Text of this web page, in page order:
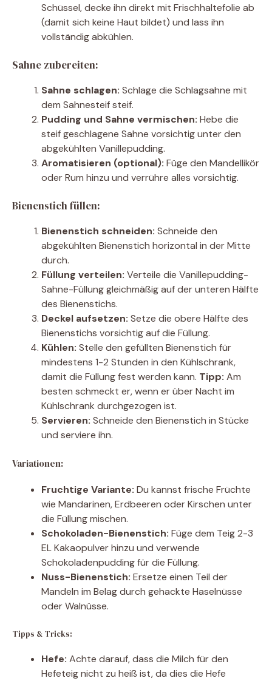
Schüssel, decke ihn direkt mit Frischhaltefolie ab
(damit sich keine Haut bildet) und lass ihn
vollständig abkühlen.
Sahne zubereiten:
Sahne schlagen: Schlage die Schlagsahne mit
dem Sahnesteif steif.
Pudding und Sahne vermischen: Hebe die
steif geschlagene Sahne vorsichtig unter den
abgekühlten Vanillepudding.
Aromatisieren (optional): Füge den Mandellikör
oder Rum hinzu und verrühre alles vorsichtig.
Bienenstich füllen:
Bienenstich schneiden: Schneide den
abgekühlten Bienenstich horizontal in der Mitte
durch.
Füllung verteilen: Verteile die Vanillepudding-
Sahne-Füllung gleichmäßig auf der unteren Hälfte
des Bienenstichs.
Deckel aufsetzen: Setze die obere Hälfte des
Bienenstichs vorsichtig auf die Füllung.
Kühlen: Stelle den gefüllten Bienenstich für
mindestens 1-2 Stunden in den Kühlschrank,
damit die Füllung fest werden kann. Tipp: Am
besten schmeckt er, wenn er über Nacht im
Kühlschrank durchgezogen ist.
Servieren: Schneide den Bienenstich in Stücke
und serviere ihn.
Variationen:
Fruchtige Variante: Du kannst frische Früchte
wie Mandarinen, Erdbeeren oder Kirschen unter
die Füllung mischen.
Schokoladen-Bienenstich: Füge dem Teig 2-3
EL Kakaopulver hinzu und verwende
Schokoladenpudding für die Füllung.
Nuss-Bienenstich: Ersetze einen Teil der
Mandeln im Belag durch gehackte Haselnüsse
oder Walnüsse.
Tipps & Tricks:
Hefe: Achte darauf, dass die Milch für den
Hefeteig nicht zu heiß ist, da dies die Hefe